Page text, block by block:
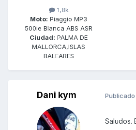
1,8k
Moto: Piaggio MP3
500ie Blanca ABS ASR
Ciudad: PALMA DE
MALLORCA,ISLAS
BALEARES
Dani kym Publicado
Saludos.